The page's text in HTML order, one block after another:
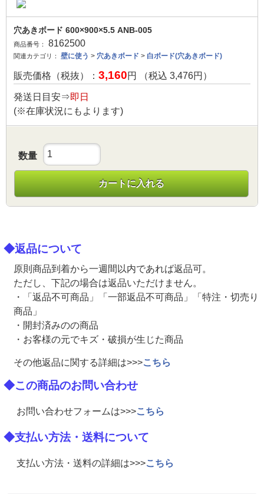
穴あきボード 600×900×5.5 ANB-005
商品番号： 8162500
関連カテゴリ： 壁に使う > 穴あきボード > 白ボード(穴あきボード)
販売価格（税抜）： 3,160円 （税込 3,476円）
発送日目安⇒即日
(※在庫状況にもよります)
数量
カートに入れる
◆返品について
原則商品到着から一週間以内であれば返品可。
ただし、下記の場合は返品いただけません。
・「返品不可商品」「一部返品不可商品」「特注・切売り
商品」
・開封済みのの商品
・お客様の元でキズ・破損が生じた商品
その他返品に関する詳細は>>>こちら
◆この商品のお問い合わせ
お問い合わせフォームは>>>こちら
◆支払い方法・送料について
支払い方法・送料の詳細は>>>こちら